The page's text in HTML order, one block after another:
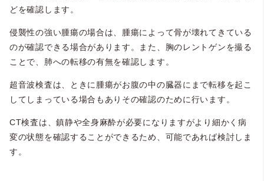
どを確認します。
侵襲性の強い腫瘍の場合は、腫瘍によって骨が壊れてきている
のが確認できる場合があります。また、胸のレントゲンを撮る
ことで、肺への転移の有無を確認します。
超音波検査は、ときに腫瘍がお腹の中の臓器にまで転移を起こ
してしまっている場合もありその確認のために行います。
CT検査は、鎮静や全身麻酔が必要になりますがより細かく病
変の状態を確認することができるため、可能であれば検討しま
す。